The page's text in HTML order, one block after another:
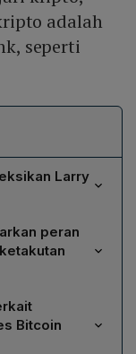
adalah
seperti
Larry
dapat
sekitar
diadopsi
peran
terhadap inflasi
ketakutan",
bagi
Bitcoin